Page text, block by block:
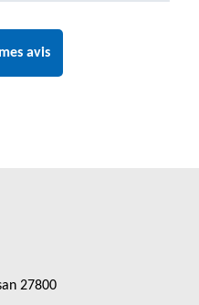
avis
27800